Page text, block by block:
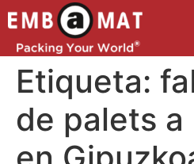
Etiqueta:
de palets a